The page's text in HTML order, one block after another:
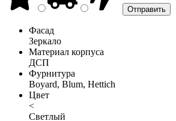
Фасад
Зеркало
Материал корпуса
ДСП
Фурнитура
Boyard, Blum, Hettich
Цвет
<
Светлый